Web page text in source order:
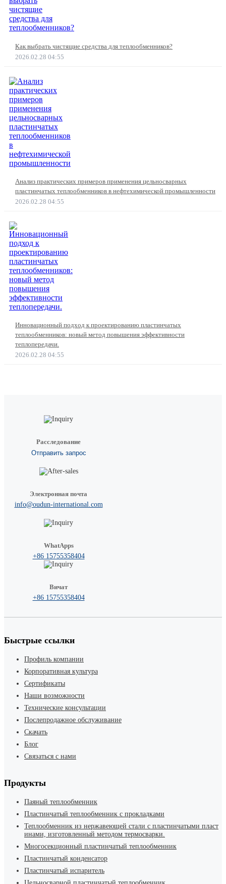
Как выбрать чистящие средства для теплообменников?
2026.02.28 04:55
Анализ практических примеров применения цельносварных
пластинчатых теплообменников в нефтехимической промышленности
2026.02.28 04:55
Инновационный подход к проектированию пластинчатых
теплообменников: новый метод повышения эффективности
теплопередачи.
2026.02.28 04:55
Расследование
Отправить запрос
Электронная почта
info@oudun-international.com
WhatApps
+86 15755358404
Вичат
+86 15755358404
Быстрые ссылки
Профиль компании
Корпоративная культура
Сертификаты
Наши возможности
Технические консультации
Послепродажное обслуживание
Скачать
Блог
Связаться с нами
Продукты
Паяный теплообменник
Пластинчатый теплообменник с прокладками
Теплообменник из нержавеющей стали с пластинчатыми пласт
инами, изготовленный методом термосварки.
Многосекционный пластинчатый теплообменник
Пластинчатый конденсатор
Пластинчатый испаритель